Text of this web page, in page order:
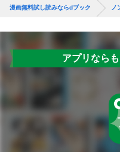
漫画無料試し読みならdブック ノ
アプリなら